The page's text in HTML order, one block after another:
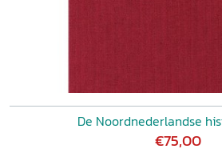
De Noordnederlandse
€75,00